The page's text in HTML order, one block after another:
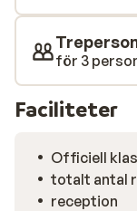
för 3
Faciliteter
Officiell
totalt antal
reception